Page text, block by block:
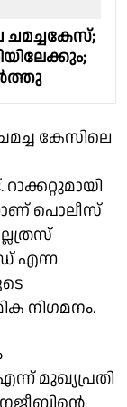
ചമച്ചകേസ്;
കേസിലെ
പൊലീസ്
എന്ന
നിഗമനം.
മുഖ്യപ്രതി